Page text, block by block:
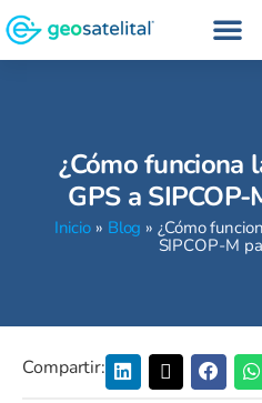
¿Cómo funciona
GPS a
Inicio » Blog »¿Cómo
SIPCOP-M
Compartir: